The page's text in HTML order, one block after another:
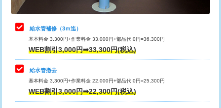
排水管工事（追加 排水管工事/3ｍ超
マス交換（土の掘削・埋め戻し作業）
マス交換（深さ50㎝未満）
マス交換（深さ50㎝以上）
コンクリート斫り（厚さ10㎝まで）
止水・漏水調査・防水処理・清掃・修
理・調整・分解・加工など（中作業）
止水・漏水調査・防水処理・清掃・修
理・調整・分解・加工など（重作業）
33,000円
その他部品の脱着
交換・取付（タンク）
給水管補修（3ｍ迄）
基本料金 3,300円+作業料金 33,000円+部品代 0円=36,300円
WEB割引3,000円➡33,300円(税込)
給水管撤去
基本料金 3,300円+作業料金 22,000円+部品代 0円=25,300円
WEB割引3,000円➡22,300円(税込)